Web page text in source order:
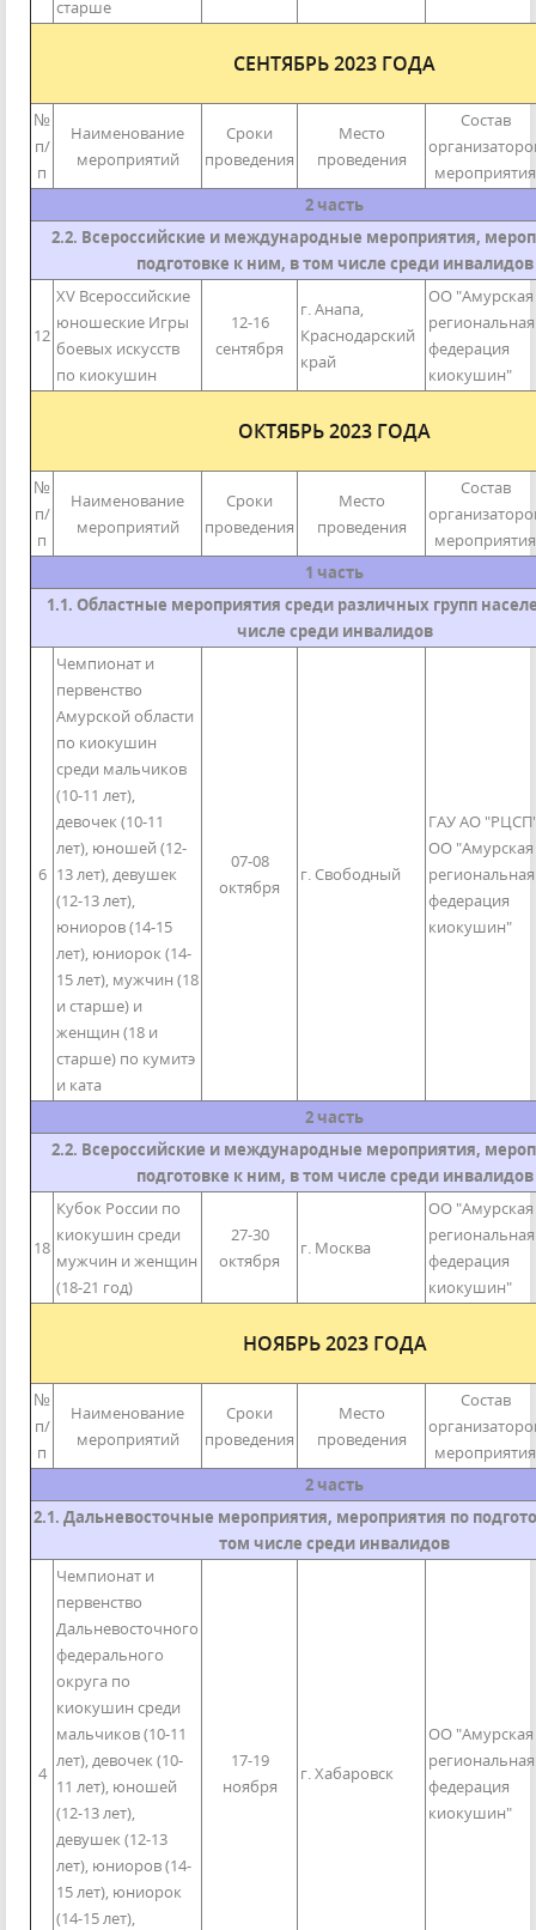
старше
СЕНТЯБРЬ 2023 ГОДА
№
п/
п
Наименование
мероприятий
Сроки
проведения
Место
проведения
Состав
мероприятия
2 часть
2.2. Всероссийские и международные мероприятия,
подготовке к ним, в том числе среди инвалидов
12
XV Всероссийские
юношеские Игры
боевых искусств
по киокушин
12-16
сентября
г. Анапа,
Краснодарский
край
ОО "Амурская
региональная
федерация
киокушин"
ОКТЯБРЬ 2023 ГОДА
№
п/
п
Наименование
мероприятий
Сроки
проведения
Место
проведения
Состав
мероприятия
1 часть
1.1. Областные мероприятия среди различных групп
числе среди инвалидов
6
Чемпионат и
первенство
Амурской области
по киокушин
среди мальчиков
(10-11 лет),
девочек (10-11
лет), юношей (12-
13 лет), девушек
(12-13 лет),
юниоров (14-15
лет), юниорок (14-
15 лет), мужчин (18
и старше) и
женщин (18 и
старше) по кумитэ
и ката
07-08
октября
г. Свободный
ГАУ АО
ОО "Амурская
региональная
федерация
киокушин"
2 часть
2.2. Всероссийские и международные мероприятия,
подготовке к ним, в том числе среди инвалидов
18
Кубок России по
киокушин среди
мужчин и женщин
(18-21 год)
27-30
октября
г. Москва
ОО "Амурская
региональная
федерация
киокушин"
НОЯБРЬ 2023 ГОДА
№
п/
п
Наименование
мероприятий
Сроки
проведения
Место
проведения
Состав
мероприятия
2 часть
2.1. Дальневосточные мероприятия, мероприятия по
том числе среди инвалидов
4
Чемпионат и
первенство
Дальневосточного
федерального
округа по
киокушин среди
мальчиков (10-11
лет), девочек (10-
11 лет), юношей
(12-13 лет),
девушек (12-13
лет), юниоров (14-
15 лет), юниорок
(14-15 лет),
17-19
ноября
г. Хабаровск
ОО "Амурская
региональная
федерация
киокушин"